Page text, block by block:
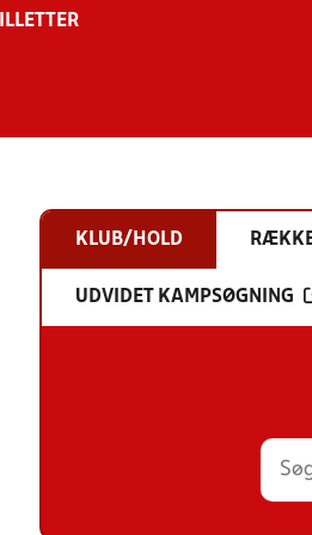
KLUB/HOLD
UDVIDET KAMPSØGNING